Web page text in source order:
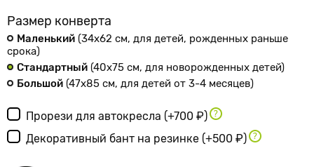
Размер конверта
Маленький (34х62 см, для детей, рожденных раньше
срока)
Стандартный (40х75 см, для новорожденных детей)
Большой (47х85 см, для детей от 3-4 месяцев)
Прорези для автокресла (+700 ₽)
Декоративный бант на резинке (+500 ₽)